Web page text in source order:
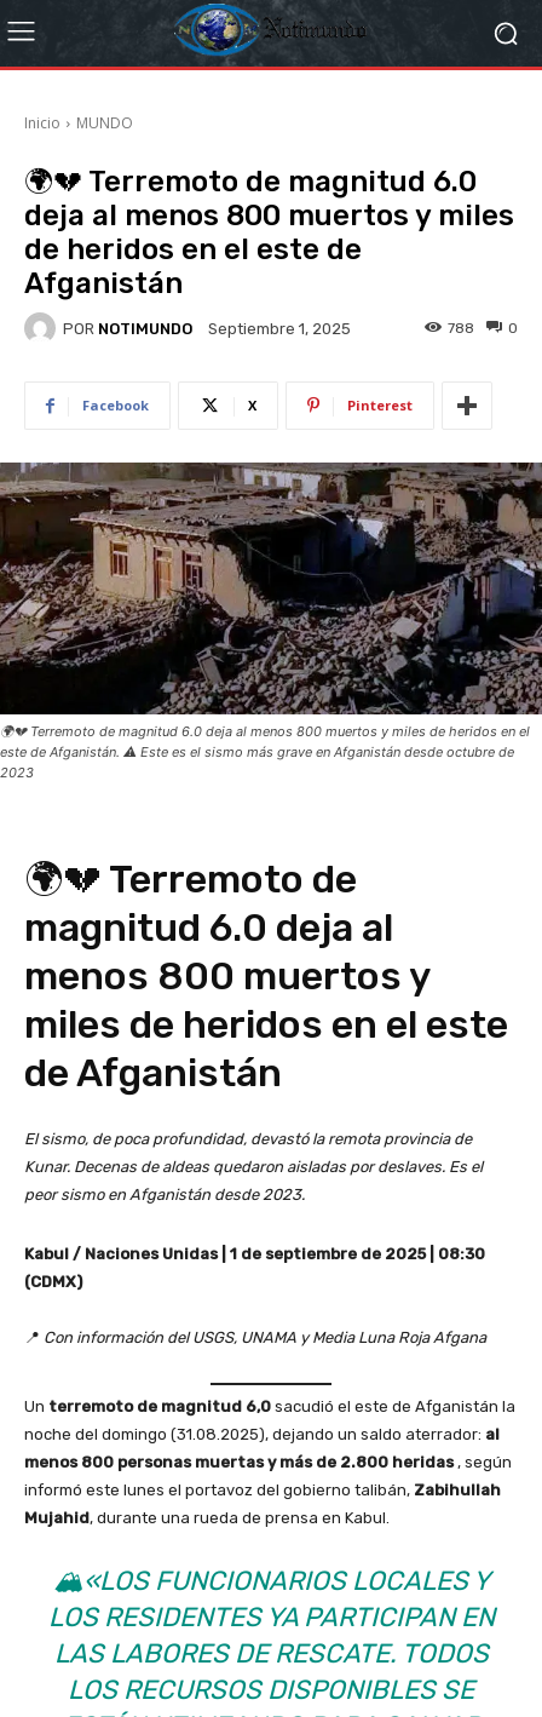
Inicio MUNDO
🌍💔 Terremoto de magnitud 6.0
deja al menos 800 muertos y miles
de heridos en el este de
Afganistán
POR NOTIMUNDO Septiembre 1, 2025 0
788
Facebook X Pinterest
🌍💔 Terremoto de magnitud 6.0 deja al menos 800 muertos y miles de heridos en el
este de Afganistán. ⚠️ Este es el sismo más grave en Afganistán desde octubre de
2023
🌍💔 Terremoto de
magnitud 6.0 deja al
menos 800 muertos y
miles de heridos en el este
de Afganistán
El sismo, de poca profundidad, devastó la remota provincia de
Kunar. Decenas de aldeas quedaron aisladas por deslaves. Es el
peor sismo en Afganistán desde 2023.
Kabul / Naciones Unidas | 1 de septiembre de 2025 | 08:30
(CDMX)
📍 Con información del USGS, UNAMA y Media Luna Roja Afgana
Un terremoto de magnitud 6,0 ​​sacudió el este de Afganistán la
noche del domingo (31.08.2025), dejando un saldo aterrador: al
menos 800 personas muertas y más de 2.800 heridas, según
informó este lunes el portavoz del gobierno talibán, Zabihullah
Mujahid, durante una rueda de prensa en Kabul.
🏔️«LOS FUNCIONARIOS LOCALES Y
LOS RESIDENTES YA PARTICIPAN EN
LAS LABORES DE RESCATE. TODOS
LOS RECURSOS DISPONIBLES SE